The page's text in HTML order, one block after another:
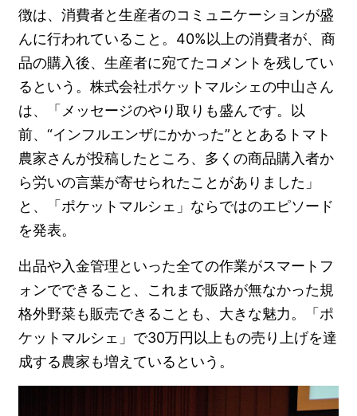
徴は、消費者と生産者のコミュニケーションが盛
んに行われていること。40%以上の消費者が、商
品の購入後、生産者に宛てたコメントを残してい
るという。株式会社ポケットマルシェの中山さん
は、「メッセージのやり取りも盛んです。以
前、“インフルエンザにかかった”ととあるトマト
農家さんが投稿したところ、多くの商品購入者か
ら労いの言葉が寄せられたことがありました」
と、「ポケットマルシェ」ならではのエピソード
を発表。
出品や入金管理といった全ての作業がスマートフ
ォンでできること、これまで販路が無なかった規
格外野菜も販売できることも、大きな魅力。「ポ
ケットマルシェ」で30万円以上もの売り上げを達
成する農家も増えているという。